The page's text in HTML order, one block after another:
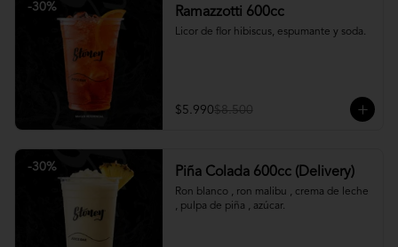
-30% Ramazzotti 600cc
Licor de flor hibiscus, espumante y soda.
$5.990$8.500
-30% Piña Colada 600cc (Delivery)
Ron blanco , ron malibu , crema de leche
, pulpa de piña , azúcar.